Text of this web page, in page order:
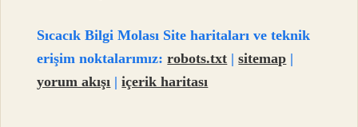
Sıcacık Bilgi Molası Site haritaları ve teknik
erişim noktalarımız:robots.txt |sitemap |
yorum akışı |içerik haritası